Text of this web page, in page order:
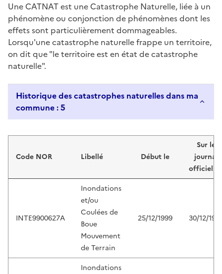
Une CATNAT est une Catastrophe Naturelle, liée à un
phénomène ou conjonction de phénomènes dont les
effets sont particulièrement dommageables.
Lorsqu'une catastrophe naturelle frappe un territoire,
on dit que "le territoire est en état de catastrophe
naturelle".
Historique des catastrophes naturelles dans ma
commune : 5
Code NOR Libellé Début le
Sur le
journal
officiel
INTE9900627A
Inondations
et/ou
Coulées de
Boue
Mouvement
de Terrain
25/12/1999 30/12/
Inondations